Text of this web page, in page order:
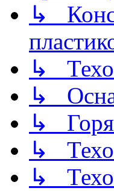
↳
↳
↳
↳
↳
↳